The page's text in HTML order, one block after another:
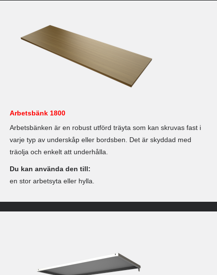
Arbetsbänk 1800
Arbetsbänken är en robust utförd träyta som kan skruvas fast i
varje typ av underskåp eller bordsben. Det är skyddad med
träolja och enkelt att underhålla.
Du kan använda den till:
en stor arbetsyta eller hylla.